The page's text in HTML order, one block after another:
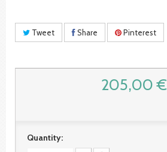
Tweet Share Pinterest
205,00 €
Quantity: